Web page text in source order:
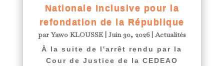
Nationale Inclusive pour la
refondation de la République
parYawo KLOUSSE| Juin 30, 2026|Actualités
À la suite de l'arrêt rendu par la
Cour de Justice de la CEDEAO